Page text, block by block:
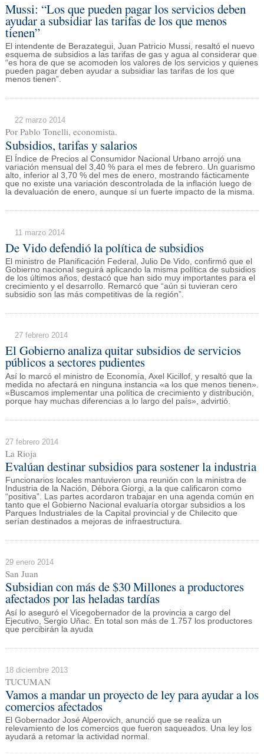
Mussi: “Los que pueden pagar los servicios deben
ayudar a subsidiar las tarifas de los que menos
tienen”
El intendente de Berazategui, Juan Patricio Mussi, resaltó el nuevo
esquema de subsidios a las tarifas de gas y agua al considerar que
“es hora de que se acomoden los valores de los servicios y quienes
pueden pagar deben ayudar a subsidiar las tarifas de los que
menos tienen”.
22 marzo 2014
Por Pablo Tonelli, economista.
Subsidios, tarifas y salarios
El Índice de Precios al Consumidor Nacional Urbano arrojó una
variación mensual del 3,40 % para el mes de febrero. Un guarismo
alto, inferior al 3,70 % del mes de enero, mostrando fácticamente
que no existe una variación descontrolada de la inflación luego de
la devaluación de enero, aunque sí un fuerte impacto de la misma.
11 marzo 2014
De Vido defendió la política de subsidios
El ministro de Planificación Federal, Julio De Vido, confirmó que el
Gobierno nacional seguirá aplicando la misma política de subsidios
de los últimos años, destacó que han sido muy importantes para el
crecimiento y el desarrollo. Remarcó que “aún si tuvieran cero
subsidio son las más competitivas de la región”.
27 febrero 2014
El Gobierno analiza quitar subsidios de servicios
públicos a sectores pudientes
Así lo marcó el ministro de Economía, Axel Kicillof, y resaltó que la
medida no afectará en ninguna instancia «a los que menos tienen».
«Buscamos implementar una política de crecimiento y distribución,
porque hay muchas diferencias a lo largo del país», advirtió.
27 febrero 2014
La Rioja
Evalúan destinar subsidios para sostener la industria
Funcionarios locales mantuvieron una reunión con la ministra de
Industria de la Nación, Débora Giorgi, a la que calificaron como
“positiva”. Las partes acordaron trabajar en una agenda común en
tanto que el Gobierno Nacional evaluaría otorgar subsidios a los
Parques Industriales de la Capital provincial y de Chilecito que
serían destinados a mejoras de infraestructura.
29 enero 2014
San Juan
Subsidian con más de $30 Millones a productores
afectados por las heladas tardías
Así lo aseguró el Vicegobernador de la provincia a cargo del
Ejecutivo, Sergio Uñac. En total son más de 1.757 los productores
que percibirán la ayuda
18 diciembre 2013
TUCUMAN
Vamos a mandar un proyecto de ley para ayudar a los
comercios afectados
El Gobernador José Alperovich, anunció que se realiza un
relevamiento de los comercios que fueron saqueados. Una ley los
ayudará a retomar la actividad normal.